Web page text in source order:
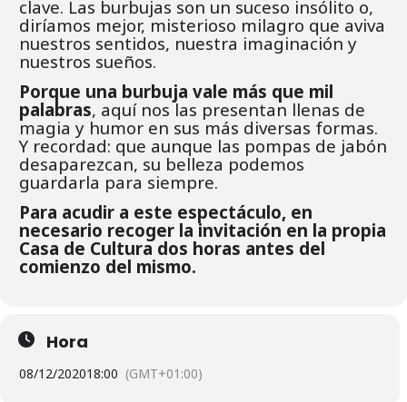
clave. Las burbujas son un suceso insólito o,
diríamos mejor, misterioso milagro que aviva
nuestros sentidos, nuestra imaginación y
nuestros sueños.
Porque una burbuja vale más que mil
palabras, aquí nos las presentan llenas de
magia y humor en sus más diversas formas.
Y recordad: que aunque las pompas de jabón
desaparezcan, su belleza podemos
guardarla para siempre.
Para acudir a este espectáculo, en
necesario recoger la invitación en la propia
Casa de Cultura dos horas antes del
comienzo del mismo.
Hora
08/12/202018:00 (GMT+01:00)